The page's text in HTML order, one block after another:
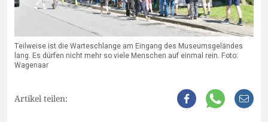
Teilweise ist die Warteschlange am Eingang des Museumsgeländes
lang. Es dürfen nicht mehr so viele Menschen auf einmal rein. Foto:
Wagenaar
Artikel teilen: